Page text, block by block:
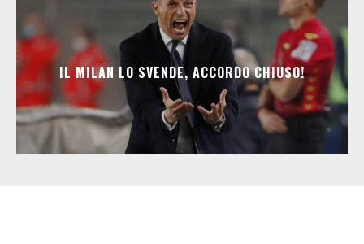
IL MILAN LO SVENDE, ACCORDO CHIUSO!